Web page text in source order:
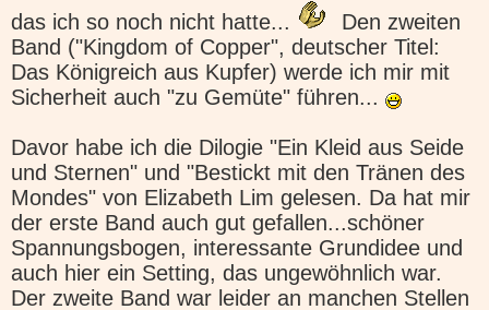
das ich so noch nicht hatte...
Den zweiten
Band ("Kingdom of Copper", deutscher Titel:
Das Königreich aus Kupfer) werde ich mir mit
Sicherheit auch "zu Gemüte" führen...
Davor habe ich die Dilogie "Ein Kleid aus Seide
und Sternen" und "Bestickt mit den Tränen des
Mondes" von Elizabeth Lim gelesen. Da hat mir
der erste Band auch gut gefallen...schöner
Spannungsbogen, interessante Grundidee und
auch hier ein Setting, das ungewöhnlich war.
Der zweite Band war leider an manchen Stellen